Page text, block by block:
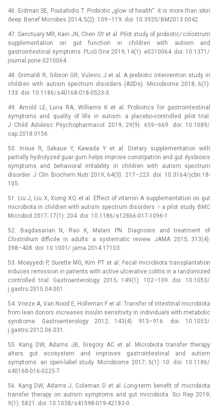
46. Erdman SE, Poutahidis T. Probio­tic „glow of health“: it is more than skin
deep. Benef Microbes 2014; 5(2): 109–119. doi: 10.3920/ BM2013.0042.
47. Sanctuary MR, Kain JN, Chen SY et al. Pilot study of probio­tic/ colostrum
supplementation on gut function in children with autism and
gastrointestinal symptoms. PLoS One 2019; 14(1): e0210064. doi: 10.1371/
journal.pone.0210064.
48. Grimaldi R, Gibson GR, Vulevic J et al. A prebio­tic intervention study in
children with autism spectrum disorders (ASDs). Microbio­me 2018; 6(1):
133. doi: 10.1186/ s40168-018-0523-3.
49. Arnold LE, Luna RA, Williams K et al. Probio­tics for gastrointestinal
symptoms and quality of life in autism: a placebo-controlled pilot trial.
J Child Adolesc Psychopharmacol 2019; 29(9): 659–669. doi: 10.1089/
cap.2018.0156.
50. Inoue R, Sakaue Y, Kawada Y et al. Dietary supplementation with
partially hydrolyzed guar gum helps improve constipation and gut dysbio­sis
symptoms and behavioral irritability in children with autism spectrum
disorder. J Clin Biochem Nutr 2019; 64(3): 217–223. doi: 10.3164/ jcbn.18-
105.
51. Liu J, Liu X, Xiong XQ et al. Effect of vitamin A supplementation on gut
microbio­ta in children with autism spectrum disorders –⁠ a pilot study. BMC
Microbio­l 2017; 17(1): 204. doi: 10.1186/ s12866-017-1096-1.
52. Bagdasarian N, Rao K, Malani PN. Dia­gnosis and treatment of
Clostridium difficile in adults: a systematic review. JAMA 2015; 313(4):
398–408. doi: 10.1001/ jama.2014.17103.
53. Moayyedi P, Surette MG, Kim PT et al. Fecal microbio­ta transplantation
induces remission in patients with active ulcerative colitis in a randomized
controlled trial. Gastroenterology 2015; 149(1): 102–109. doi: 10.1053/
j.gastro.2015.04.001.
54. Vrieze A, Van Nood E, Holleman F et al. Transfer of intestinal microbio­ta
from lean donors increases insulin sensitivity in individuals with metabolic
syndrome. Gastroenterology 2012; 143(4): 913–916. doi: 10.1053/
j.gastro.2012.06.031.
55. Kang DW, Adams JB, Gregory AC et al. Microbio­ta transfer therapy
alters gut ecosystem and improves gastrointestinal and autism
symptoms: an open-label study. Microbio­me 2017; 5(1): 10. doi: 10.1186/
s40168-016-0225-7.
56. Kang DW, Adams J, Coleman D et al. Long-term benefit of microbio­ta
transfer therapy on autism symptoms and gut microbio­ta. Sci Rep 2019;
9(1): 5821. doi: 10.1038/ s41598-019-42183-0.